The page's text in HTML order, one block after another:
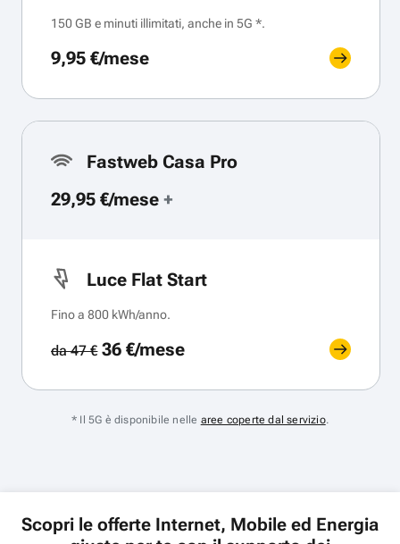
150 GB e minuti illimitati, anche in 5G *.
9,95 €/mese
Fastweb Casa Pro
29,95 €/mese +
Luce Flat Start
Fino a 800 kWh/anno.
da 47 €36 €/mese
* Il 5G è disponibile nelle aree coperte dal servizio.
Scopri le offerte Internet, Mobile ed Energia